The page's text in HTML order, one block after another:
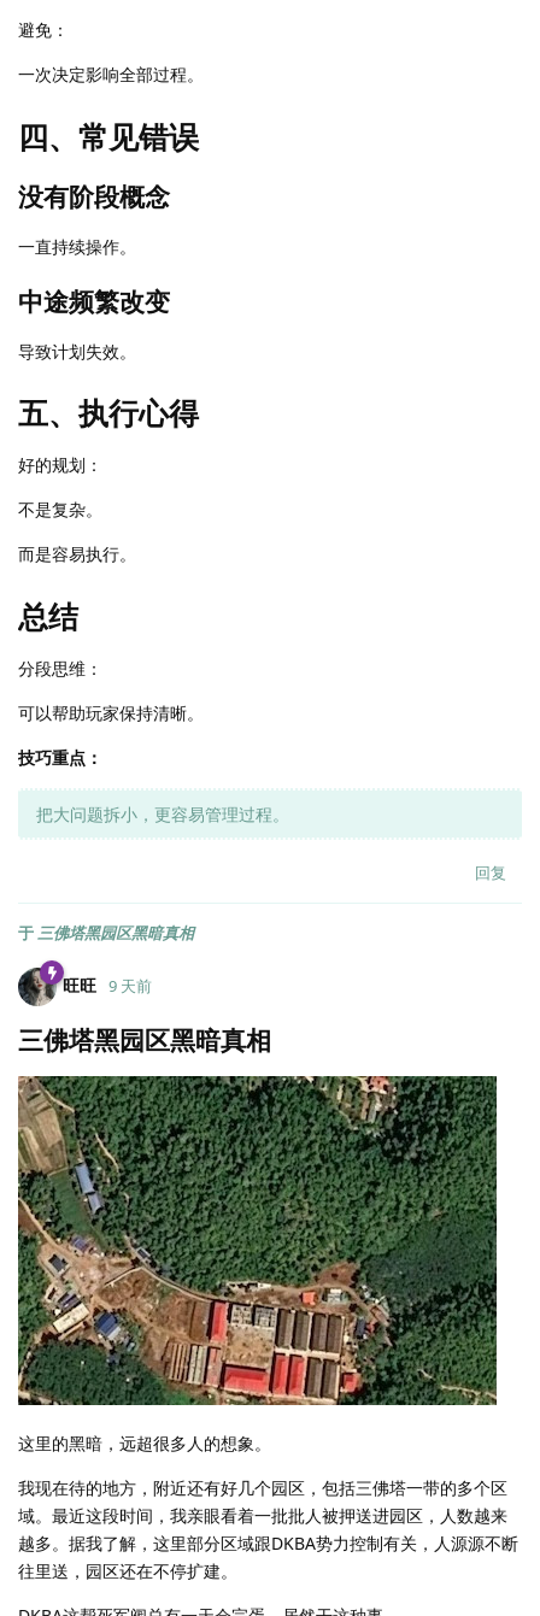
避免：
一次决定影响全部过程。
四、常见错误
没有阶段概念
一直持续操作。
中途频繁改变
导致计划失效。
五、执行心得
好的规划：
不是复杂。
而是容易执行。
总结
分段思维：
可以帮助玩家保持清晰。
技巧重点：
把大问题拆小，更容易管理过程。
回复
于三佛塔黑园区黑暗真相
旺旺 9 天前
三佛塔黑园区黑暗真相
这里的黑暗，远超很多人的想象。
我现在待的地方，附近还有好几个园区，包括三佛塔一带的多个区
域。最近这段时间，我亲眼看着一批批人被押送进园区，人数越来
越多。据我了解，这里部分区域跟DKBA势力控制有关，人源源不断
往里送，园区还在不停扩建。